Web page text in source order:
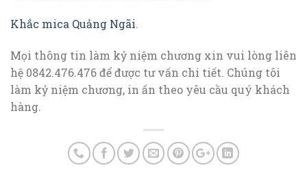
Khắc mica Quảng Ngãi.
Mọi thông tin làm kỷ niệm chương xin vui lòng liên
hệ 0842.476.476 để được tư vấn chi tiết. Chúng tôi
làm kỷ niệm chương, in ấn theo yêu cầu quý khách
hàng.